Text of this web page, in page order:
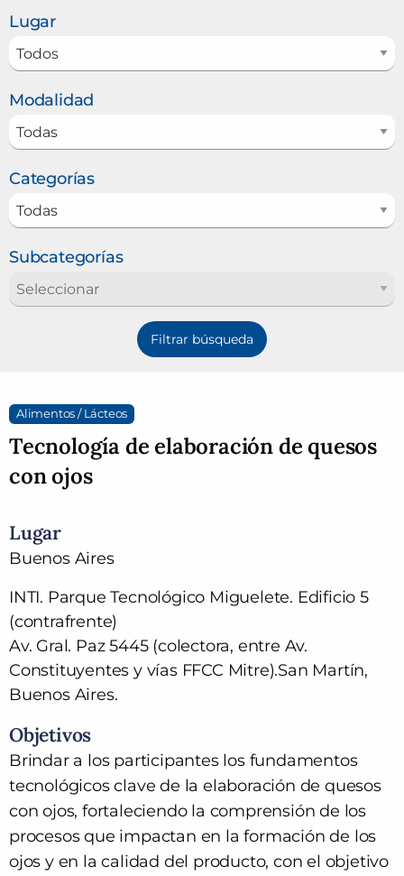
Lugar
Modalidad
Categorías
Subcategorías
Alimentos / Lácteos
Tecnología de elaboración de quesos
con ojos
Lugar
Buenos Aires
INTI. Parque Tecnológico Miguelete. Edificio 5
(contrafrente)
Av. Gral. Paz 5445 (colectora, entre Av.
Constituyentes y vías FFCC Mitre).San Martín,
Buenos Aires.
Objetivos
Brindar a los participantes los fundamentos
tecnológicos clave de la elaboración de quesos
con ojos, fortaleciendo la comprensión de los
procesos que impactan en la formación de los
ojos y en la calidad del producto, con el objetivo